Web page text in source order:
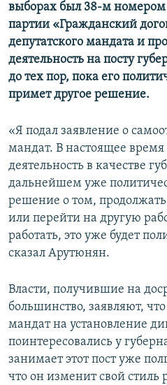
выборах был 38-м номером
партии «Гражданский
депутатского мандата и
деятельность на посту
до тех пор, пока его
примет другое решение.
«Я подал заявление о
мандат. В настоящее
деятельность в качестве
дальнейшем уже
решение о том, продолжать
или перейти на другую
работать, это уже будет
сказал Арутюнян.
Власти, получившие на
большинство, заявляют,
мандат на установление
поинтересовались у
занимает этот пост уже
что он изменит свой стиль